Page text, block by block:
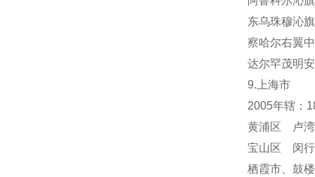
东乌珠穆沁
察哈尔右翼
达尔罕茂明
9.上海市
2005年辖：
黄浦区 卢
宝山区 闵
栖霞市、 鼓